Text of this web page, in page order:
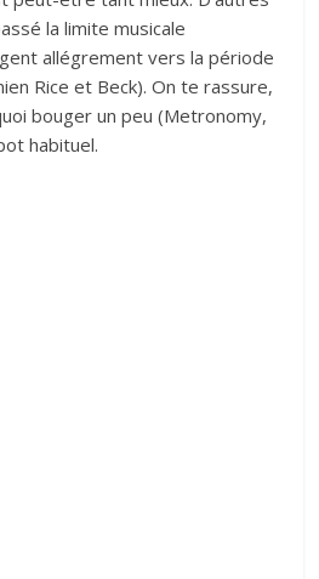
la limite musicale
allégrement vers la période
Rice et Beck). On te rassure,
bouger un peu (Metronomy,
habituel.